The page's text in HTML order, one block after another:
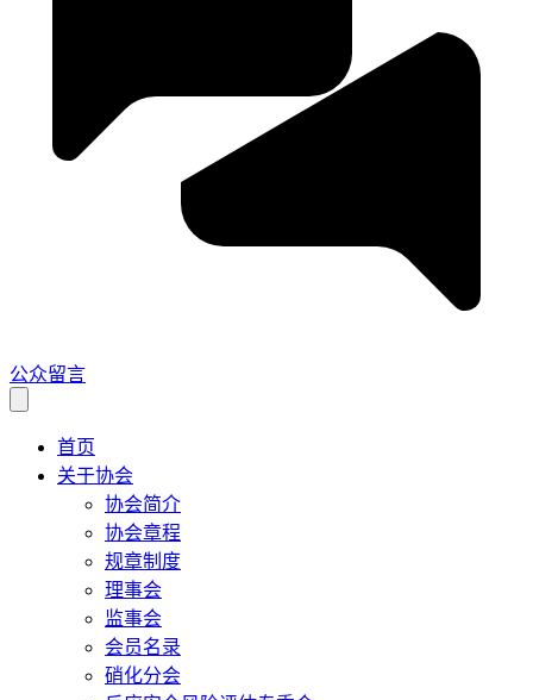
公众留言
首页
关于协会
协会简介
协会章程
规章制度
理事会
监事会
会员名录
硝化分会